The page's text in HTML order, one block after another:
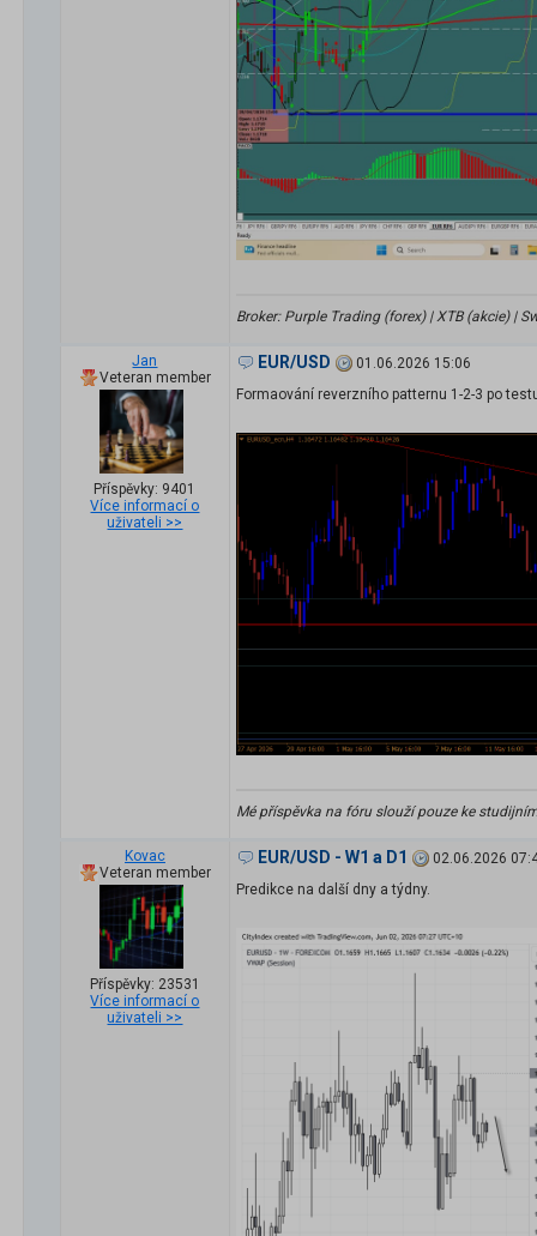
Broker: Purple Trading (forex) | XTB (akcie) |
Jan
Veteran member
Příspěvky: 9401
Více informací o
uživateli >>
EUR/USD
01.06.2026 15:06
Formaování reverzního patternu 1-2-3 po
Mé příspěvka na fóru slouží pouze ke
Kovac
Veteran member
Příspěvky: 23531
Více informací o
uživateli >>
EUR/USD - W1 a D1
02.06.2026
Predikce na další dny a týdny.